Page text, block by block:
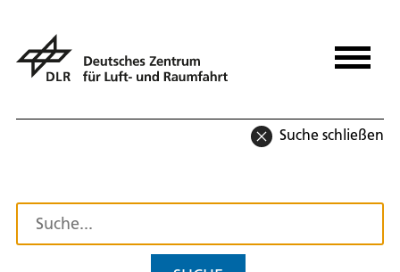
Suche schließen